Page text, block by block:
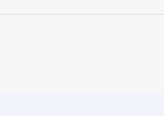
on-line: